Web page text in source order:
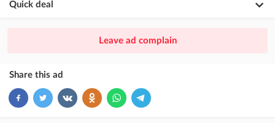
Quick deal
ad placement above VIP + paid promotion on Instagram
VIP
ad placement above free ads
Leave ad complain
Share this ad